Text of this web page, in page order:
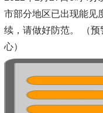
市部分地区已出现能见
续，请做好防范。 （
心）